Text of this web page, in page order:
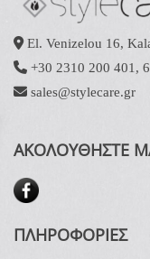
El. Venizelou 16,
+30 2310 200 401 ,
sales@stylecare.gr
ΑΚΟΛΟΥΘΗΣΤΕ
ΠΛΗΡΟΦΟΡΙΕΣ